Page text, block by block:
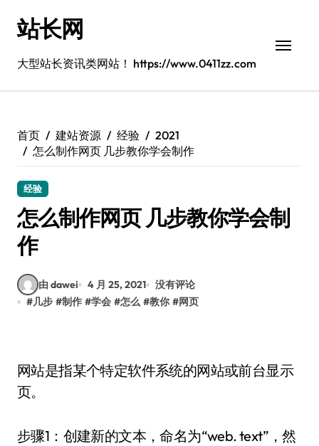
站长网
大型站长资讯类网站！ https://www.0411zz.com
首页 建站资源 经验
2021
怎么制作网页 几步教你学会制作
经验
怎么制作网页 几步教你学会制
作
由 dawei 4 月 25, 2021
没有评论
#几步 #制作 #学会 #怎么 #教你 #网页
网站是指某个特定软件系统的网站或前台显示
页。
步骤1：创建新的文本，命名为“web. text”，然